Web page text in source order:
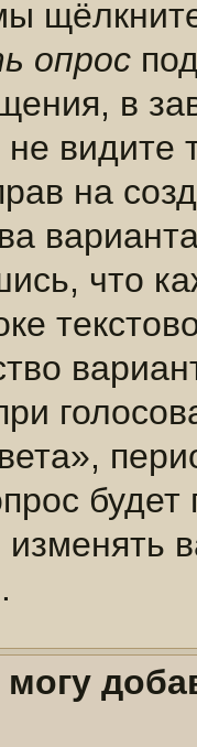
опрос
в
видите
на
что
изменять